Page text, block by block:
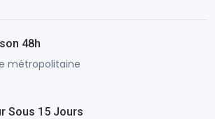
48h
métropolitaine
Sous 15 Jours